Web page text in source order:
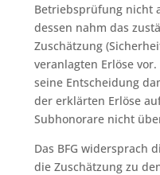
Betriebsprüfung nicht
dessen nahm das
Zuschätzung
veranlagten Erlöse
seine Entscheidung
der erklärten Erlöse
Subhonorare nicht
Das BFG widersprach
die Zuschätzung zu